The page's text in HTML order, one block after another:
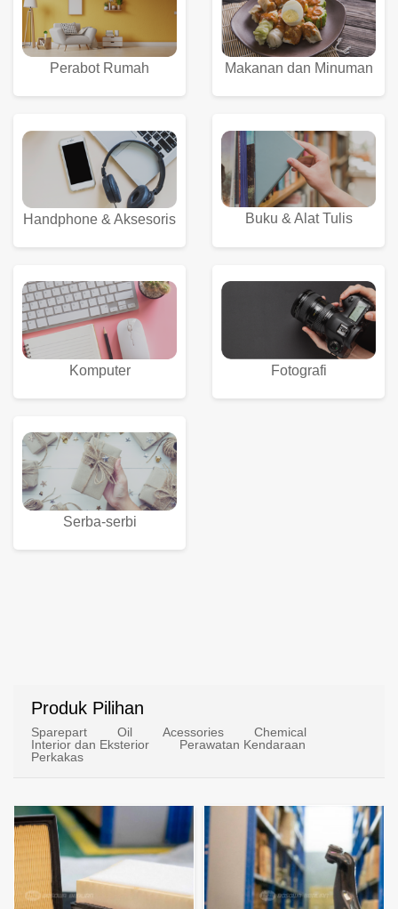
Perabot Rumah Makanan dan Minuman
Handphone & Aksesoris Buku & Alat Tulis
Komputer Fotografi
Serba-serbi
Produk Pilihan
Sparepart Oil Acessories
Chemical
Interior dan Eksterior
Perawatan Kendaraan
Perkakas